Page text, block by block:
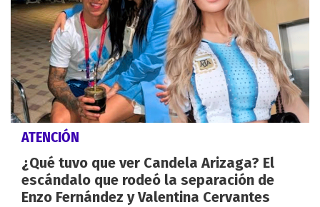
ATENCIÓN
¿Qué tuvo que ver Candela Arizaga? El
escándalo que rodeó la separación de
Enzo Fernández y Valentina Cervantes